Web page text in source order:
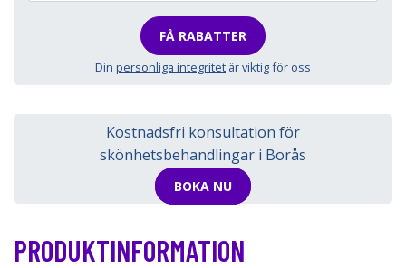
FÅ RABATTER
Din personliga integritet är viktig för oss
Kostnadsfri konsultation för
skönhetsbehandlingar i Borås
BOKA NU
PRODUKTINFORMATION